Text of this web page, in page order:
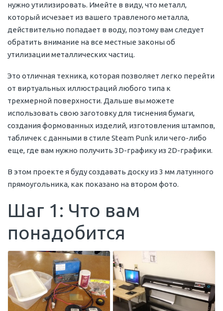
нужно утилизировать. Имейте в виду, что металл,
который исчезает из вашего травленого металла,
действительно попадает в воду, поэтому вам следует
обратить внимание на все местные законы об
утилизации металлических частиц.
Это отличная техника, которая позволяет легко перейти
от виртуальных иллюстраций любого типа к
трехмерной поверхности. Дальше вы можете
использовать свою заготовку для тиснения бумаги,
создания формованных изделий, изготовления штампов,
табличек с данными в стиле Steam Punk или чего-либо
еще, где вам нужно получить 3D-графику из 2D-графики.
В этом проекте я буду создавать доску из 3 мм латунного
прямоугольника, как показано на втором фото.
Шаг 1: Что вам
понадобится